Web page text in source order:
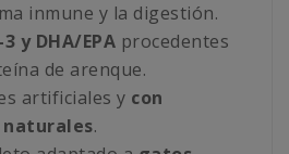
inmune y la digestión.
y DHA/EPA procedentes
de arenque.
artificiales y con
.